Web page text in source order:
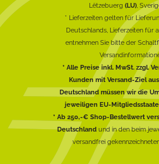
Lëtzebuerg (LU),
* Lieferzeiten gelten für
Deutschlands, Lieferzeiten für
entnehmen Sie bitte der
* Alle Preise inkl. MwSt. zzgl.
Kunden mit Versand-Ziel
Deutschland müssen wir die
jeweiligen EU-
* Ab 250,-€ Shop-Bestellwert
Deutschlandund in den beim
versandfrei